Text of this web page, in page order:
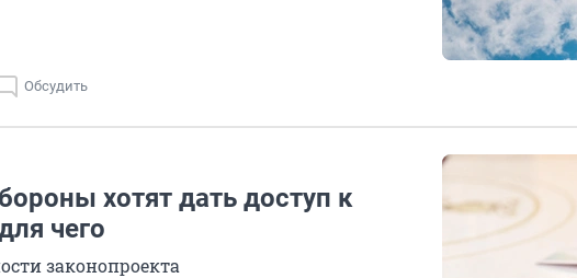
Обсудить
хотят дать доступ к
чего
законопроекта